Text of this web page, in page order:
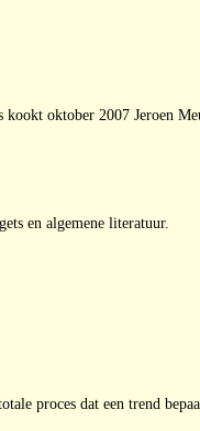
oktober 2007 Jeroen
en algemene literatuur.
proces dat een trend